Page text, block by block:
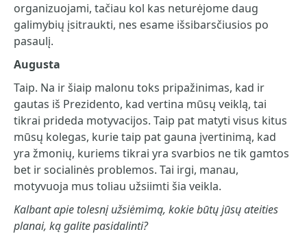
organizuojami, tačiau kol kas neturėjome daug
galimybių įsitraukti, nes esame išsibarsčiusios po
pasaulį.
Augusta
Taip. Na ir šiaip malonu toks pripažinimas, kad ir
gautas iš Prezidento, kad vertina mūsų veiklą, tai
tikrai prideda motyvacijos. Taip pat matyti visus kitus
mūsų kolegas, kurie taip pat gauna įvertinimą, kad
yra žmonių, kuriems tikrai yra svarbios ne tik gamtos
bet ir socialinės problemos. Tai irgi, manau,
motyvuoja mus toliau užsiimti šia veikla.
Kalbant apie tolesnį užsiėmimą, kokie būtų jūsų ateities
planai, ką galite pasidalinti?